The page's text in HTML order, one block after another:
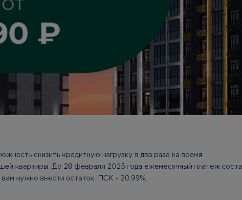
снизить кредитную нагрузку в два раза на время
квартиры. До 28 февраля 2025 года ежемесячный платеж
вам нужно внести остаток. ПСК - 20.99%.